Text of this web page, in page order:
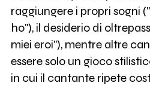
raggiungere i propri sogni
ho"), il desiderio di
miei eroi"), mentre altre
essere solo un gioco
in cui il cantante ripete